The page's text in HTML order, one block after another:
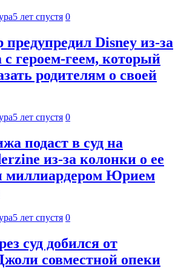
5 лет спустя 0
предупредил Disney из-за
героем-геем, который
родителям о своей
5 лет спустя 0
подаст в суд на
из-за колонки о ее
миллиардером Юрием
5 лет спустя 0
суд добился от
совместной опеки